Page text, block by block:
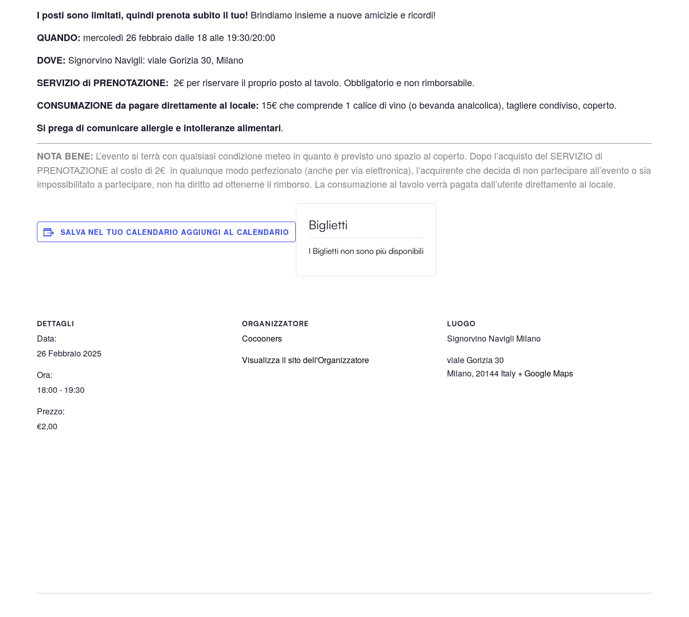
I posti sono limitati, quindi prenota subito il tuo! Brindiamo insieme a nuove amicizie e ricordi!
QUANDO: mercoledì 26 febbraio dalle 18 alle 19:30/20:00
DOVE: Signorvino Navigli: viale Gorizia 30, Milano
SERVIZIO di PRENOTAZIONE: 2€ per riservare il proprio posto al tavolo. Obbligatorio e non rimborsabile.
CONSUMAZIONE da pagare direttamente al locale: 15€ che comprende 1 calice di vino (o bevanda analcolica), tagliere condiviso, coperto.
Si prega di comunicare allergie e intolleranze alimentari.
NOTA BENE: L’evento si terrà con qualsiasi condizione meteo in quanto è previsto uno spazio al coperto. Dopo l’acquisto del SERVIZIO di
PRENOTAZIONE al costo di 2€ in qualunque modo perfezionato (anche per via elettronica), l’acquirente che decida di non partecipare all’evento o sia
impossibilitato a partecipare, non ha diritto ad ottenerne il rimborso. La consumazione al tavolo verrà pagata dall’utente direttamente al locale.
SALVA NEL TUO CALENDARIO
DETTAGLI
Data:
26 Febbraio 2025
Ora:
18:00 - 19:30
Prezzo:
€2,00
ORGANIZZATORE
Cocooners
Visualizza il sito dell'Organizzatore
LUOGO
Signorvino Navigli Milano
viale Gorizia 30
Milano, 20144 Italy + Google Maps
I Biglietti non sono più disponibili